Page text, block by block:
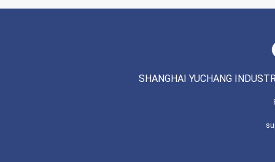
SHANGHAI YUCHANG